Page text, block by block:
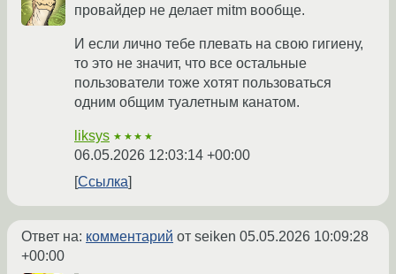
провайдер не делает mitm вообще.
И если лично тебе плевать на свою гигиену,
то это не значит, что все остальные
пользователи тоже хотят пользоваться
одним общим туалетным канатом.
liksys ★★★★
06.05.2026 12:03:14 +00:00
Ссылка
Ответ на: комментарий от seiken 05.05.2026 10:09:28
+00:00